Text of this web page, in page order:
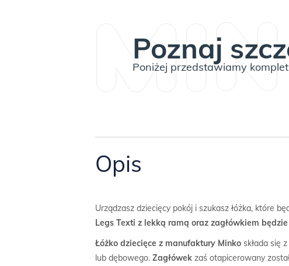
Poznaj
Poniżej przedstawiamy
Opis
Urządzasz dziecięcy pokój i szukasz łóżka, które
Legs Texti z lekką ramą oraz zagłówkiem
Łóżko dziecięce z manufaktury Minko składa się
lub dębowego.Zagłówek zaś otapicerowany